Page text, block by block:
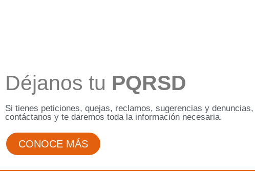
Déjanos tu PQRSD
Si tienes peticiones, quejas, reclamos, sugerencias y denuncias,
contáctanos y te daremos toda la información necesaria.
CONOCE MÁS